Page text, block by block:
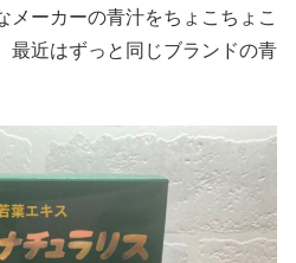
メーカーの青汁をちょこちょこ
最近はずっと同じブランドの青